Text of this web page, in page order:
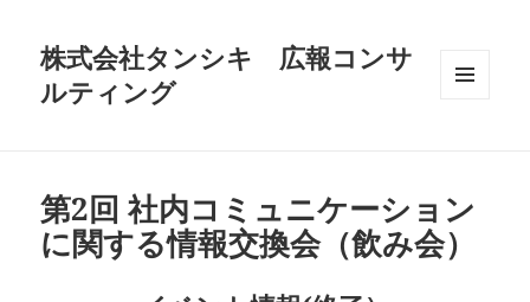
株式会社タンシキ 広報コンサ
ルティング
第2回 社内コミュニケーション
に関する情報交換会（飲み会）